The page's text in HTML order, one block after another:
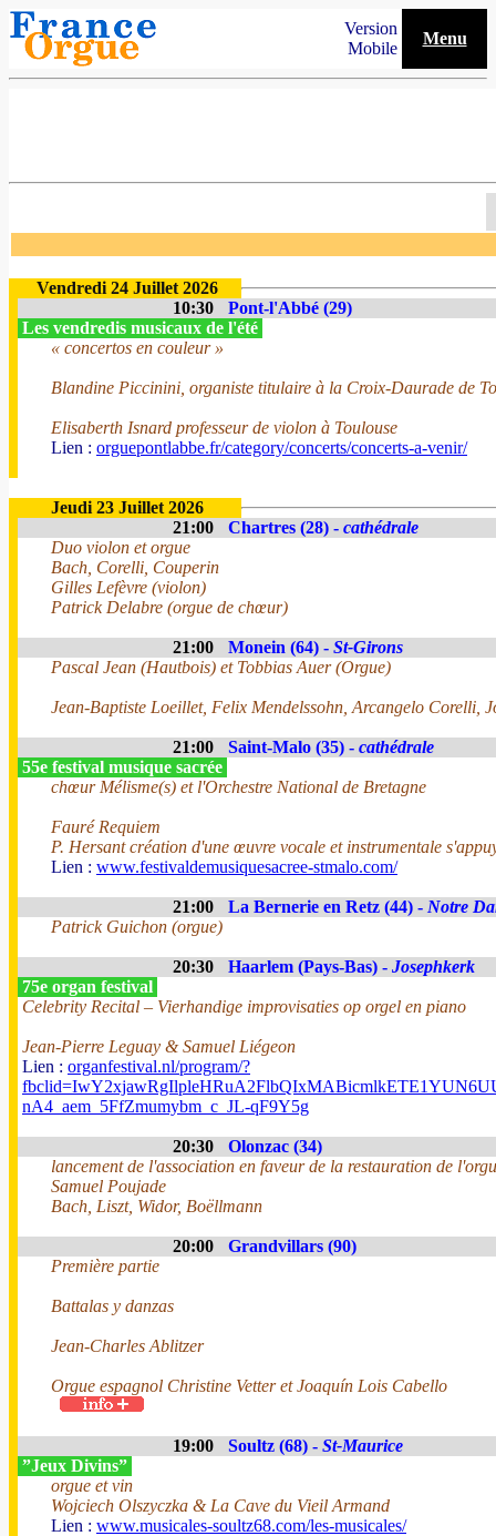
Version
Mobile
Menu
Vendredi 24 Juillet 2026
10:30
Pont-l'Abbé (29)
Les vendredis musicaux de l'été
« concertos en couleur »
Blandine Piccinini, organiste titulaire à la Croix-Daurade de
Elisaberth Isnard professeur de violon à Toulouse
Lien : orguepontlabbe.fr/category/concerts/concerts-a-venir/
Jeudi 23 Juillet 2026
21:00
Chartres (28) - cathédrale
Duo violon et orgue
Bach, Corelli, Couperin
Gilles Lefèvre (violon)
Patrick Delabre (orgue de chœur)
21:00 Monein (64) - St-Girons
Pascal Jean (Hautbois) et Tobbias Auer (Orgue)
Jean-Baptiste Loeillet, Felix Mendelssohn, Arcangelo Corelli,
21:00 Saint-Malo (35) - cathédrale
55e festival musique sacrée
chœur Mélisme(s) et l'Orchestre National de Bretagne
Fauré Requiem
P. Hersant création d'une œuvre vocale et instrumentale
Lien : www.festivaldemusiquesacree-stmalo.com/
21:00 La Bernerie en Retz (44) - Notre
Patrick Guichon (orgue)
20:30 Haarlem (Pays-Bas) - Josephkerk
75e organ festival
Celebrity Recital – Vierhandige improvisaties op orgel en piano
Jean-Pierre Leguay & Samuel Liégeon
Lien : organfestival.nl/program/?
nA4_aem_5FfZmumybm_c_JL-qF9Y5g
20:30
Olonzac (34)
lancement de l'association en faveur de la restauration de
Samuel Poujade
Bach, Liszt, Widor, Boëllmann
20:00
Grandvillars (90)
Première partie
Battalas y danzas
Jean-Charles Ablitzer
Orgue espagnol Christine Vetter et Joaquín Lois Cabello
19:00 Soultz (68) - St-Maurice
”Jeux Divins”
orgue et vin
Wojciech Olszyczka & La Cave du Vieil Armand
Lien : www.musicales-soultz68.com/les-musicales/